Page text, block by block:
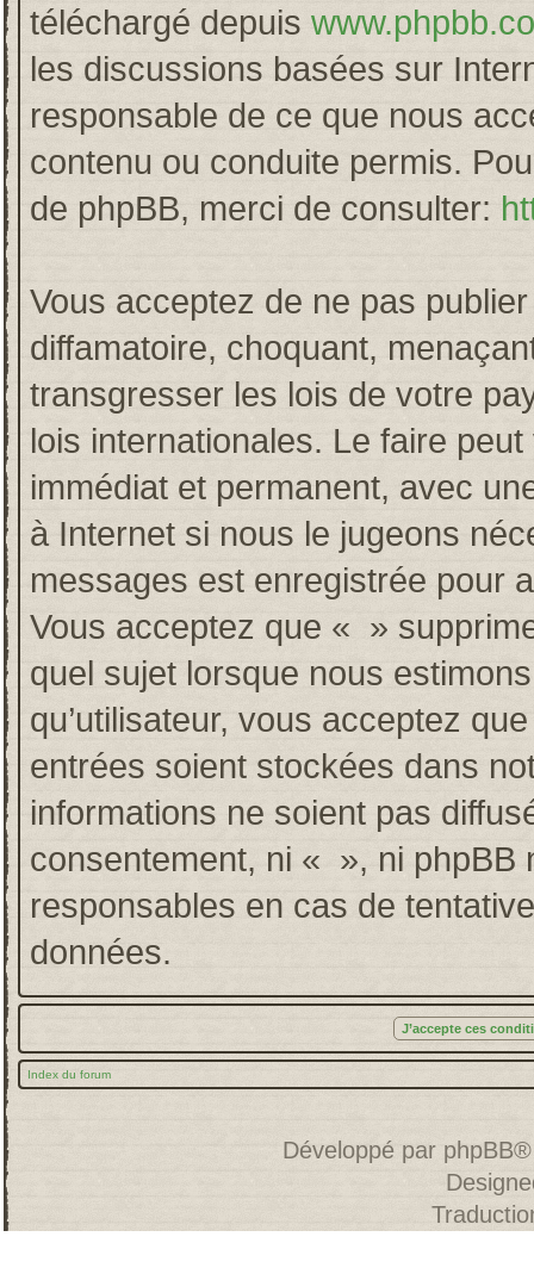
téléchargé depuis
les discussions basées sur
responsable de ce que nous
contenu ou conduite permis.
de phpBB, merci de consulter:
Vous acceptez de ne pas
diffamatoire, choquant,
transgresser les lois de votre
lois internationales. Le faire
immédiat et permanent, avec
à Internet si nous le jugeons
messages est enregistrée pour
Vous acceptez que « »
quel sujet lorsque nous
qu’utilisateur, vous acceptez
entrées soient stockées dans
informations ne soient pas
consentement, ni « », ni phpBB
responsables en cas de
données.
Index du forum
Développé par phpBB®